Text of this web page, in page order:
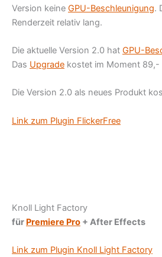
Version keine GPU-Beschleunigung.
Renderzeit relativ lang.
Die aktuelle Version 2.0 hat GPU-
Das Upgrade kostet im Moment 89,-
Die Version 2.0 als neues Produkt
Link zum Plugin FlickerFree
Knoll Light Factory
für Premiere Pro + After Effects
Link zum Plugin Knoll Light Factory